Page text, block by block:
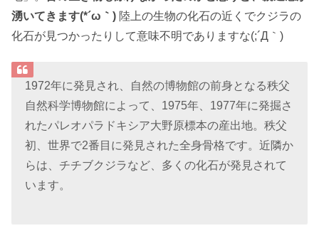
湧いてきます(*´ω｀) 陸上の生物の化石の近くでクジラの
化石が見つかったりして意味不明でありますな(;´Д｀)
1972年に発見され、自然の博物館の前身となる秩父
自然科学博物館によって、1975年、1977年に発掘さ
れたパレオパラドキシア大野原標本の産出地。秩父
初、世界で2番目に発見された全身骨格です。近隣か
らは、チチブクジラなど、多くの化石が発見されて
います。